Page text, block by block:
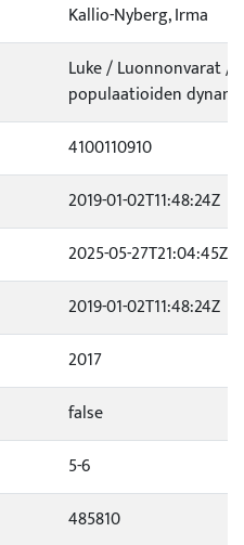
Kallio-Nyberg, Irma
Luke / Luonnonvarat /
populaatioiden
4100110910
2019-01-02T11:48:24Z
2025-05-27T21:04:45Z
2019-01-02T11:48:24Z
2017
false
5-6
485810